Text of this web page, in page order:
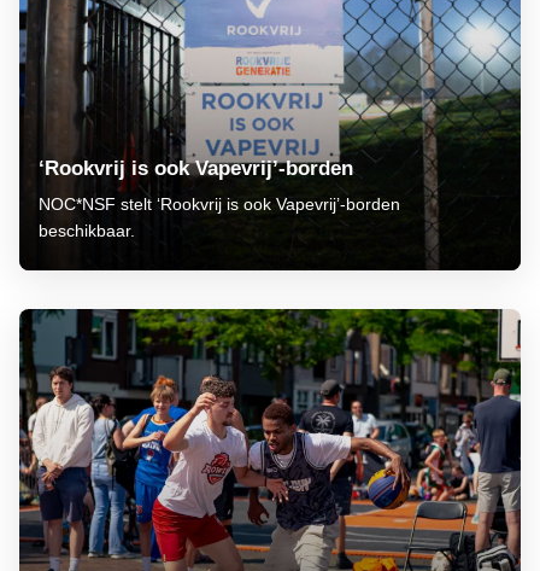
‘Rookvrij is ook Vapevrij’-borden
NOC*NSF stelt ‘Rookvrij is ook Vapevrij’-borden
beschikbaar.